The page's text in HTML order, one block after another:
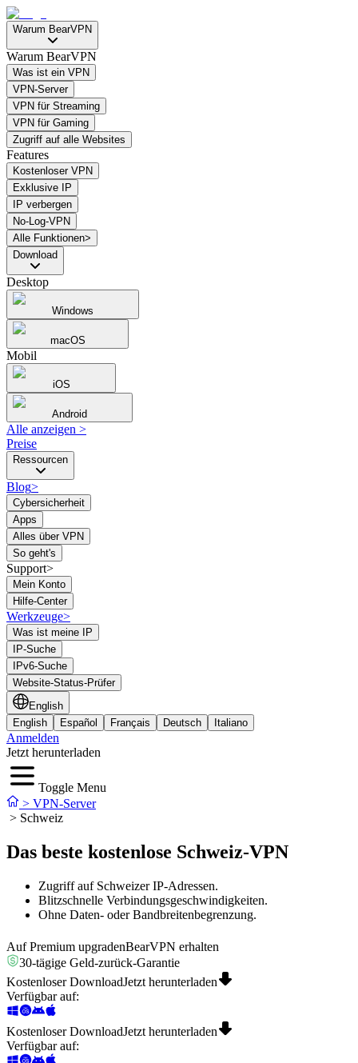
Warum BearVPN
Warum BearVPN
Was ist ein VPN
VPN-Server
VPN für Streaming
VPN für Gaming
Zugriff auf alle Websites
Features
Kostenloser VPN
Exklusive IP
IP verbergen
No-Log-VPN
Alle Funktionen>
Download
Desktop
Windows
macOS
Mobil
iOS
Android
Alle anzeigen >
Preise
Ressourcen
Blog>
Cybersicherheit
Apps
Alles über VPN
So geht's
Support>
Mein Konto
Hilfe-Center
Werkzeuge>
Was ist meine IP
IP-Suche
IPv6-Suche
Website-Status-Prüfer
English
English
Español Français Deutsch Italiano
Anmelden
Jetzt herunterladen
Toggle Menu
> VPN-Server
> Schweiz
Das beste kostenlose Schweiz-VPN
Zugriff auf Schweizer IP-Adressen.
Blitzschnelle Verbindungsgeschwindigkeiten.
Ohne Daten- oder Bandbreitenbegrenzung.
Auf Premium upgradenBearVPN erhalten
30-tägige Geld-zurück-Garantie
Kostenloser DownloadJetzt herunterladen
Verfügbar auf:
Kostenloser DownloadJetzt herunterladen
Verfügbar auf: